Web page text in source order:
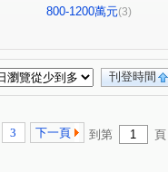
圓環東路(1) 文昌一街
800-1200萬元(3)
刊登時間
3 下一頁 到第 頁